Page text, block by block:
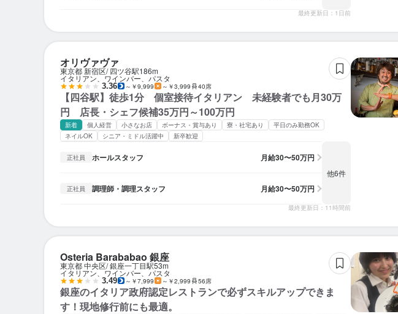
最終更新日：1日前
オリヴァヴァ
東京都 新宿区 四ツ谷駅186m
イタリアン、ワインバー、パスタ
3.36 ～￥9,999 ～￥3,999 40席
【四谷駅】徒歩1分 個室接待イタリアン 未経験者でも月30万
円 店長・シェフ候補35万円～100万円
新着 個人経営 小さなお店 ボーナス・賞与あり 寮・社宅あり
平日のみ勤務OK
ネイルOK
シニア・ミドル活躍中 新卒歓迎
正社員 ホールスタッフ 月給30〜50万円
正社員 調理師・調理スタッフ 月給30〜50万円
他6件
最終更新日：11時間前
Osteria Barababao 銀座
東京都 中央区 銀座一丁目駅53m
イタリアン、ワインバー、パスタ
3.49 ～￥7,999 ～￥2,999 56席
銀座のイタリア政府認定レストランで必ずスキルアップできま
す！現地修行前にも最適。
正社員 ホールスタッフ
正社員 調理師・調理スタッフ
バイト 調理師・調理スタッフ
正社員 ホールスタッフ
正社員 ホールスタッフ
正社員 調理師・調理スタッフ
正社員 ホールスタッフ
正社員 ホールスタッフ
バイト ホールスタッフ
正社員 店長候補
正社員 料理長候補
バイト ホールスタッフ
バイト 調理補助
正社員 ホールスタッフ
正社員 調理師・調理スタッフ
バイト ホールスタッフ